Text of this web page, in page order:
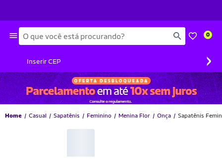
Busca 0
Inserir CEP ›
Home Casual Sapatênis Feminino Menina Flor Onça Sapatênis
-25% OFF